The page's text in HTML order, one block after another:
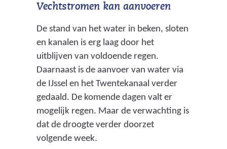
Vechtstromen kan aanvoeren
De stand van het water in beken, sloten
en kanalen is erg laag door het
uitblijven van voldoende regen.
Daarnaast is de aanvoer van water via
de IJssel en het Twentekanaal verder
gedaald. De komende dagen valt er
mogelijk regen. Maar de verwachting is
dat de droogte verder doorzet
volgende week.